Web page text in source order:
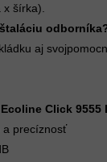
šírka).
aj
Click 9555
a precíznosť